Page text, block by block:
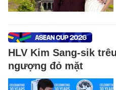
HLV Kim Sang-sik
ngượng đỏ mặt